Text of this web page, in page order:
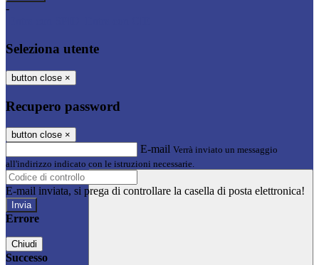
-
Seleziona utente
button close ×
Recupero password
button close ×
E-mail Verrà inviato un messaggio
all'indirizzo indicato con le istruzioni necessarie.
E-mail inviata, si prega di controllare la casella di posta elettronica!
Errore
Chiudi
Successo